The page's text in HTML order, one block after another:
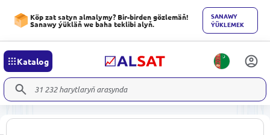
Köp zat satyn almalymy? Bir-birden gözlemäň!
Sanawy ýükläň we baha teklibi alyň.
SANAWY
ÝÜKLEMEK
Katalog